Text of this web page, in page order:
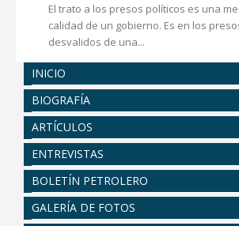
El trato a los presos políticos es una
calidad de un gobierno. Es en los
desvalidos de una...
INICIO
BIOGRAFÍA
ARTÍCULOS
ENTREVISTAS
BOLETÍN PETROLERO
GALERÍA DE FOTOS